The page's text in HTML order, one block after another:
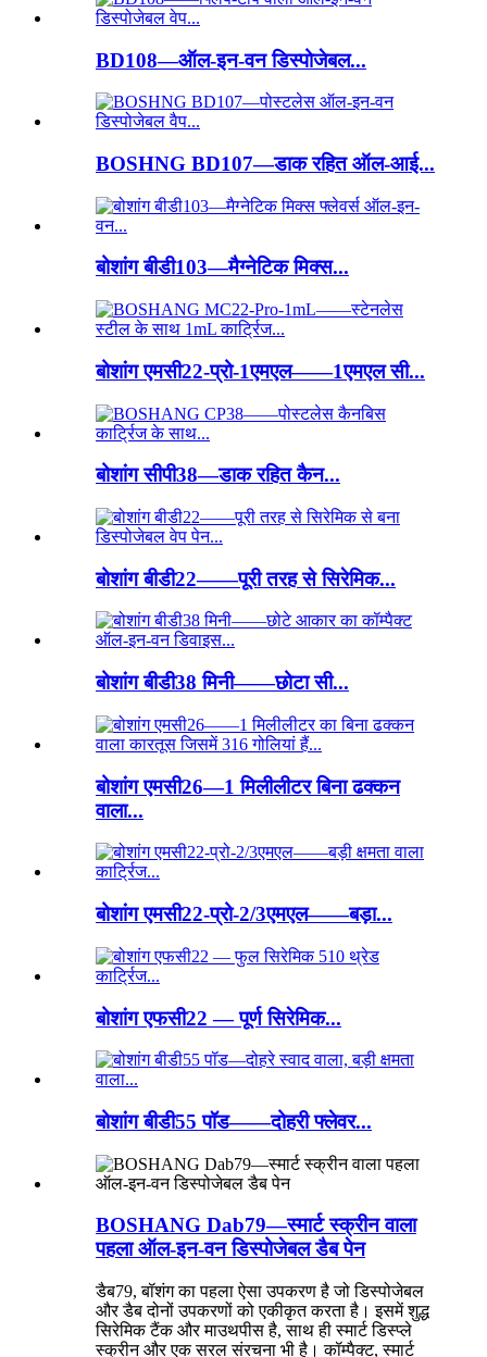
BD108—ऑल-इन-वन डिस्पोजेबल...
BOSHNG BD107—डाक रहित ऑल-आई...
बोशांग बीडी103—मैग्नेटिक मिक्स...
बोशांग एमसी22-प्रो-1एमएल——1एमएल सी...
बोशांग सीपी38—डाक रहित कैन...
बोशांग बीडी22——पूरी तरह से सिरेमिक...
बोशांग बीडी38 मिनी——छोटा सी...
बोशांग एमसी26—1 मिलीलीटर बिना ढक्कन
वाला...
बोशांग एमसी22-प्रो-2/3एमएल——बड़ा...
बोशांग एफसी22 — पूर्ण सिरेमिक...
बोशांग बीडी55 पॉड——दोहरी फ्लेवर...
BOSHANG Dab79—स्मार्ट स्क्रीन वाला
पहला ऑल-इन-वन डिस्पोजेबल डैब पेन
डैब79, बॉशंग का पहला ऐसा उपकरण है जो डिस्पोजेबल
और डैब दोनों उपकरणों को एकीकृत करता है। इसमें शुद्ध
सिरेमिक टैंक और माउथपीस है, साथ ही स्मार्ट डिस्प्ले
स्क्रीन और एक सरल संरचना भी है। कॉम्पैक्ट, स्मार्ट